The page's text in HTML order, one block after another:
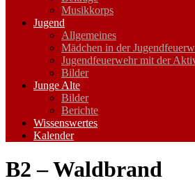
Musikkorps
Jugend
Allgemeines
Mädchen in der
Jugendfeuerwehr mit der
Bilder
Junge Alte
Bilder
Berichte
Wissenswertes
Kalender
B2 – Waldbrand